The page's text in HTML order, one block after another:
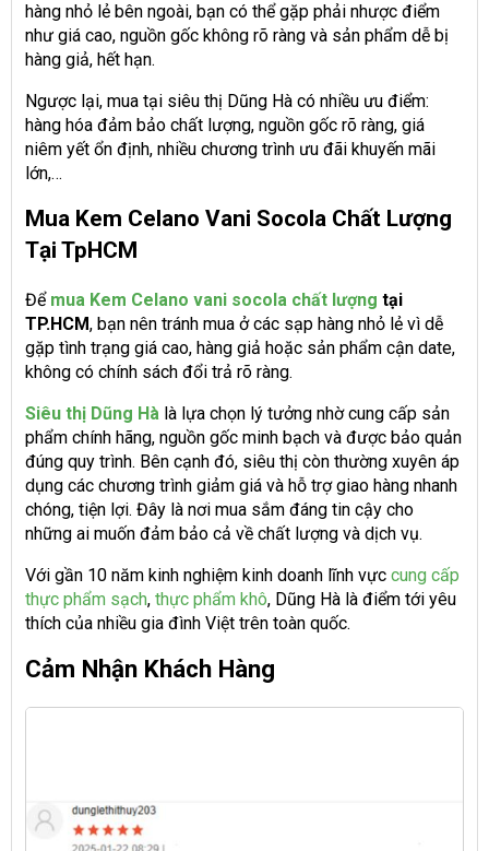
hàng nhỏ lẻ bên ngoài, bạn có thể gặp phải nhược điểm
như giá cao, nguồn gốc không rõ ràng và sản phẩm dễ bị
hàng giả, hết hạn.
Ngược lại, mua tại siêu thị Dũng Hà có nhiều ưu điểm:
hàng hóa đảm bảo chất lượng, nguồn gốc rõ ràng, giá
niêm yết ổn định, nhiều chương trình ưu đãi khuyến mãi
lớn,…
Mua Kem Celano Vani Socola Chất Lượng
Tại TpHCM
Để mua Kem Celano vani socola chất lượng tại
TP.HCM, bạn nên tránh mua ở các sạp hàng nhỏ lẻ vì dễ
gặp tình trạng giá cao, hàng giả hoặc sản phẩm cận date,
không có chính sách đổi trả rõ ràng.
Siêu thị Dũng Hà là lựa chọn lý tưởng nhờ cung cấp sản
phẩm chính hãng, nguồn gốc minh bạch và được bảo quản
đúng quy trình. Bên cạnh đó, siêu thị còn thường xuyên áp
dụng các chương trình giảm giá và hỗ trợ giao hàng nhanh
chóng, tiện lợi. Đây là nơi mua sắm đáng tin cậy cho
những ai muốn đảm bảo cả về chất lượng và dịch vụ.
Với gần 10 năm kinh nghiệm kinh doanh lĩnh vực cung cấp
thực phẩm sạch, thực phẩm khô, Dũng Hà là điểm tới yêu
thích của nhiều gia đình Việt trên toàn quốc.
Cảm Nhận Khách Hàng